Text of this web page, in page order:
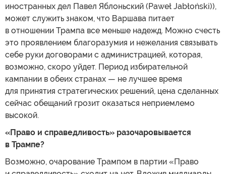
иностранных дел Павел Яблоньский (Paweł Jabłoński)),
может служить знаком, что Варшава питает
в отношении Трампа все меньше надежд. Можно счесть
это проявлением благоразумия и нежелания связывать
себе руки договорами с администрацией, которая,
возможно, скоро уйдет. Период избирательной
кампании в обеих странах — не лучшее время
для принятия стратегических решений, цена сделанных
сейчас обещаний грозит оказаться неприемлемо
высокой.
«Право и справедливость» разочаровывается
в Трампе?
Возможно, очарование Трампом в партии «Право